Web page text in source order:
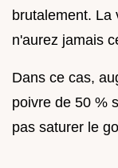
brutalement. La
n'aurez jamais
Dans ce cas,
poivre de 50 %
pas saturer le